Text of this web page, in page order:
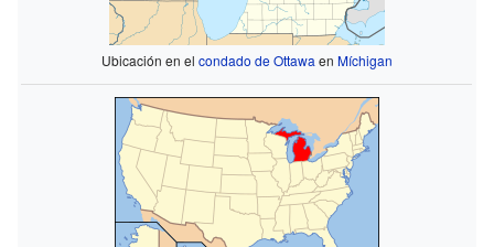
Ubicación en el condado de Ottawa en Míchigan